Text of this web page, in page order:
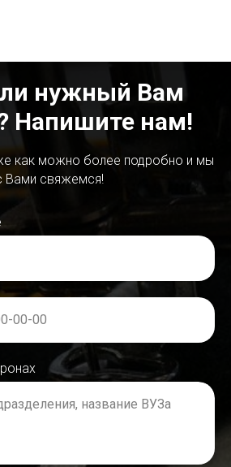
нужный Вам
Напишите нам!
как можно более подробно и мы
Вами свяжемся!
название ВУЗа